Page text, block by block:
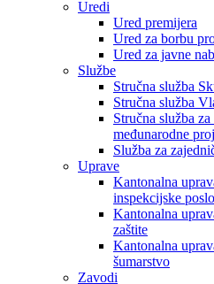
Uredi
Ured premijera
Ured za borbu
Ured za javne
Službe
Stručna služba
Stručna služba
Stručna služba
međunarodne
Služba za
Uprave
Kantonalna
inspekcijske
Kantonalna
zaštite
Kantonalna
šumarstvo
Zavodi